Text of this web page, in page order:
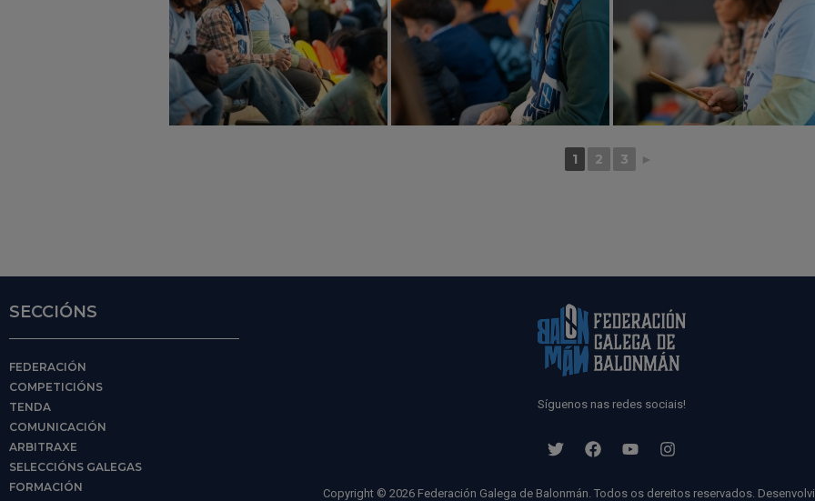
1 2 3 ►
SECCIÓNS
FEDERACIÓN
COMPETICIÓNS
TENDA
COMUNICACIÓN
ARBITRAXE
SELECCIÓNS GALEGAS
FORMACIÓN
Síguenos nas redes sociais!
Copyright © 2026 Federación Galega de Balonmán. Todos os dereitos reservados.